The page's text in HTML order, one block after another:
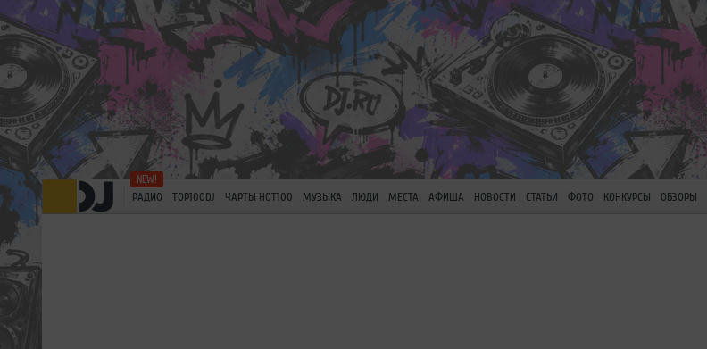
РАДИО TOP100DJ ЧАРТЫ HOT100 МУЗЫКА ЛЮДИ МЕСТА АФИША НОВОСТИ СТАТЬИ ФОТО КОНКУРСЫ ОБЗОРЫ